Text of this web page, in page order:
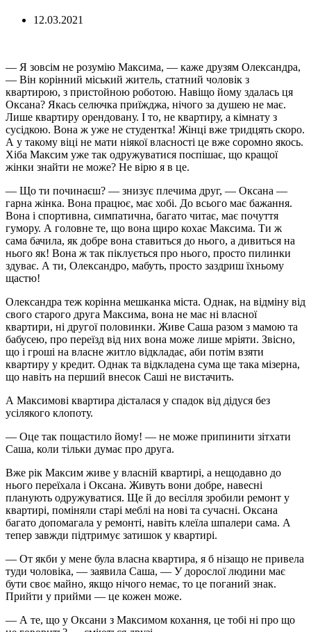
12.03.2021
— Я зовсім не розумію Максима, — каже друзям Олександра,
— Він корінний міський житель, статний чоловік з
квартирою, з пристойною роботою. Навіщо йому здалась ця
Оксана? Якась селючка приїжджа, нічого за душею не має.
Лише квартиру орендовану. І то, не квартиру, а кімнату з
сусідкою. Вона ж уже не студентка! Жінці вже тридцять скоро.
А у такому віці не мати ніякої власності це вже соромно якось.
Хіба Максим уже так одружуватися поспішає, що кращої
жінки знайти не може? Не вірю я в це.
— Що ти починаєш? — знизує плечима друг, — Оксана —
гарна жінка. Вона працює, має хобі. До всього має бажання.
Вона і спортивна, симпатична, багато читає, має почуття
гумору. А головне те, що вона щиро кохає Максима. Ти ж
сама бачила, як добре вона ставиться до нього, а дивиться на
нього як! Вона ж так піклується про нього, просто пилинки
здуває. А ти, Олександро, мабуть, просто заздриш їхньому
щастю!
Олександра теж корінна мешканка міста. Однак, на відміну від
свого старого друга Максима, вона не має ні власної
квартири, ні другої половинки. Живе Саша разом з мамою та
бабусею, про переїзд від них вона може лише мріяти. Звісно,
що і гроші на власне житло відкладає, аби потім взяти
квартиру у кредит. Однак та відкладена сума ще така мізерна,
що навіть на перший внесок Саші не вистачить.
А Максимові квартира дісталася у спадок від дідуся без
усілякого клопоту.
— Оце так пощастило йому! — не може припинити зітхати
Саша, коли тільки думає про друга.
Вже рік Максим живе у власній квартирі, а нещодавно до
нього переїхала і Оксана. Живуть вони добре, навесні
планують одружуватися. Ще й до весілля зробили ремонт у
квартирі, поміняли старі меблі на нові та сучасні. Оксана
багато допомагала у ремонті, навіть клеїла шпалери сама. А
тепер завжди підтримує затишок у квартирі.
— От якби у мене була власна квартира, я б нізащо не привела
туди чоловіка, — заявила Саша, — У дорослої людини має
бути своє майно, якщо нічого немає, то це поганий знак.
Прийти у прийми — це кожен може.
— А те, що у Оксани з Максимом кохання, це тобі ні про що